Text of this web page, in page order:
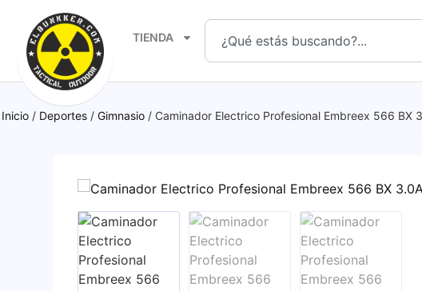
TIENDA
Inicio / Deportes / Gimnasio / Caminador Electrico Profesional Embreex 566 BX